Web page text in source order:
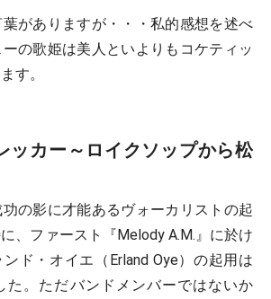
がありますが・・・私的感想を述べ
の歌姫は美人といよりもコケティッ
す。
ッカー～ロイクソップから松
の影に才能あるヴォーカリストの起
、ファースト『Melody A.M.』に於け
ンド・オイエ（Erland Oye）の起用は
た。ただバンドメンバーではないか